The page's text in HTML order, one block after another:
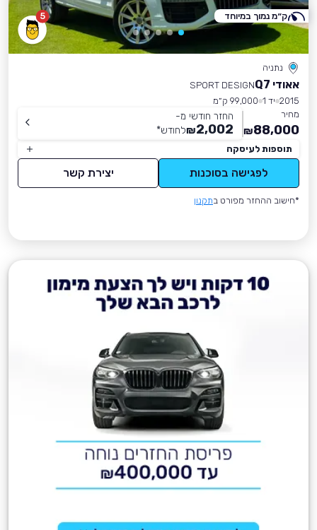
5
נתניה
אאודי Q7
SPORT DESIGN
2015 יד 1
99,000 ק״מ
מחיר
88,000
₪
החזר חודשי מ-
2,002
₪לחודש*
תוספות לעיסקה
לפגישה בסוכנות יצירת קשר
*חישוב ההחזר מפורט בתקנון
ק״מ נמוך במיוחד